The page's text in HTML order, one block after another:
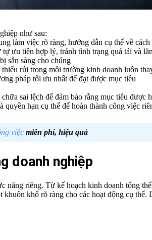
như sau:
làm việc rõ ràng, hướng dẫn cụ thể về cách
ưu tiên hợp lý, tránh tình trạng quá tải và
sẵn sàng cho chúng
rủi trong môi trường kinh doanh luôn
pháp tối ưu nhất để đạt được mục tiêu
sai lệch để đảm bảo rằng mục tiêu được
hạn cụ thể để hoàn thành công việc
việc miễn phí, hiệu quả
doanh nghiệp
riêng. Từ kế hoạch kinh doanh tổng
khổ rõ ràng cho các hoạt động cụ